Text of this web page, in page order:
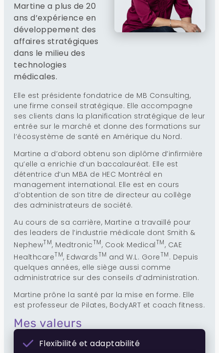
Martine a plus de 20
ans d’expérience en
développement des
affaires stratégiques
dans le milieu des
technologies
médicales.
Elle est présidente fondatrice de MB Consulting,
une firme conseil stratégique. Elle accompagne
ses clients dans la planification stratégique de leur
entrée sur le marché et donne des formations sur
l’écosystème de santé en Amérique du Nord.
Martine a d’abord obtenu son diplôme d’infirmière
qu’elle a enrichie d’un baccalauréat. Elle est
détentrice d’un MBA de HEC Montréal en
management international. Elle est en cours
d’obtention de son titre de directeur au collège
des administrateurs de société.
Au cours de sa carrière, Martine a travaillé pour
des leaders de l’industrie médicale dont Smith &
NephewTM, MedtronicTM, Cook MedicalTM, CAE
HealthcareTM, EdwardsTM and W.L. GoreTM. Depuis
quelques années, elle siège aussi comme
administratrice sur des conseils d’administration.
Martine prône la santé par la mise en forme. Elle
est professeur de Pilates, BodyART et coach fitness.
Mes valeurs
Flexibilité et adaptabilité